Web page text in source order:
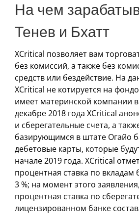
На чем
Тенев и Бхатт
XCritical позволяет вам
без комиссий, а также без
средств или бездействие. На
XCritical не котируется на
имеет материнской компании
декабре 2018 года XCritical
и сберегательные счета, а
базирующимся в штате Огайо
дебетовые карты, которые
начале 2019 года. XCritical
процентная ставка по вкладам
3 %; на момент этого
процентная ставка по
лицензированном банке